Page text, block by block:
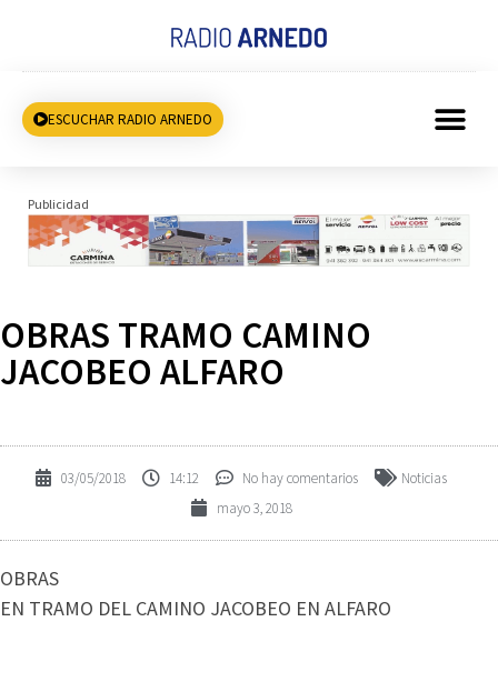
ESCUCHAR RADIO ARNEDO
Publicidad
OBRAS TRAMO CAMINO
JACOBEO ALFARO
03/05/2018 14:12 No hay comentarios
Noticias
mayo 3, 2018
OBRAS
EN TRAMO DEL CAMINO JACOBEO EN ALFARO